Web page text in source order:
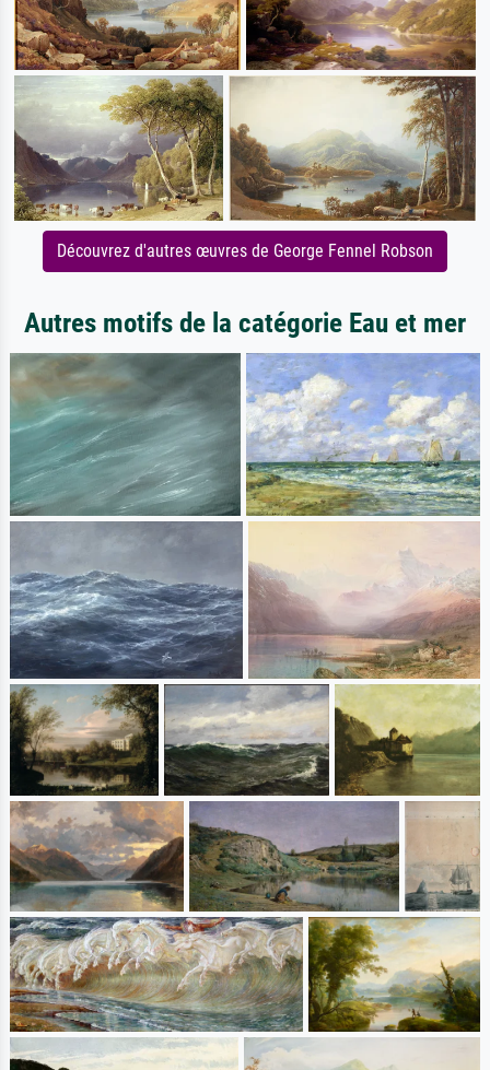
Découvrez d'autres œuvres de George Fennel Robson
Autres motifs de la catégorie Eau et mer